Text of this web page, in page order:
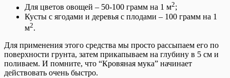
Для цветов овощей – 50-100 грамм на 1 м2;
Кусты с ягодами и деревья с плодами – 100 грамм на 1
м2.
Для применения этого средства мы просто рассыпаем его по
поверхности грунта, затем прикапываем на глубину в 5 см и
поливаем. И помните, что “Кровяная мука” начинает
действовать очень быстро.